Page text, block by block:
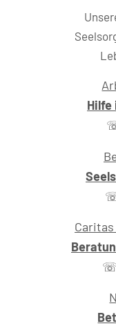
Hilfe
☏
☏
☏